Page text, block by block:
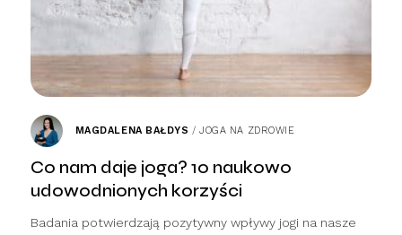
MAGDALENA BAŁDYS /JOGA NA ZDROWIE
Co nam daje joga? 10 naukowo
udowodnionych korzyści
Badania potwierdzają pozytywny wpływy jogi na nasze